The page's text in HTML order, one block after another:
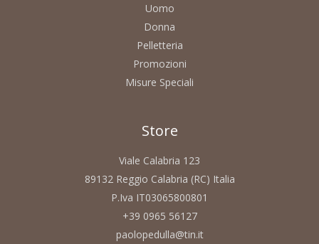
Uomo
Donna
Pelletteria
Promozioni
Misure Speciali
Store
Viale Calabria 123
89132 Reggio Calabria (RC) Italia
P.Iva IT03065800801
+39 0965 56127
paolopedulla@tin.it